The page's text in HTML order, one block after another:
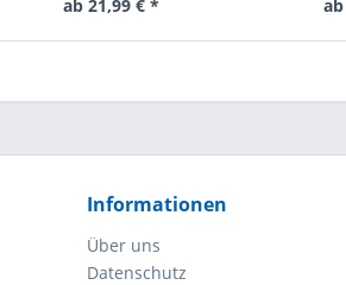
ab 21,99 € *
Informationen
Über uns
Datenschutz